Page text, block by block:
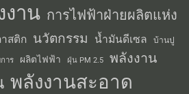
งาน การไฟฟ้าฝ่ายผลิตแห่ง
สติก นวัตกรรม น้ำมันดีเซล บ้านปู
าร ผลิตไฟฟ้า ฝุ่น PM 2.5 พลังงาน
พลังงานสะอาด